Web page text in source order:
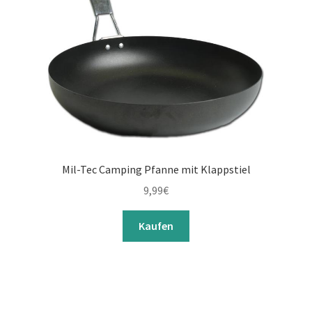
Mil-Tec Camping Pfanne mit Klappstiel
9,99€
Kaufen